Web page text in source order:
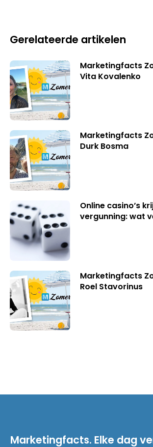
Gerelateerde artikelen
Marketingfacts
Vita Kovalenko
Marketingfacts
Durk Bosma
Online casino’s
vergunning: wat
Marketingfacts
Roel Stavorinus
Marketingfacts. Elke dag